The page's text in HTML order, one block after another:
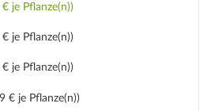
je Pflanze(n))
je Pflanze(n))
je Pflanze(n))
€ je Pflanze(n))